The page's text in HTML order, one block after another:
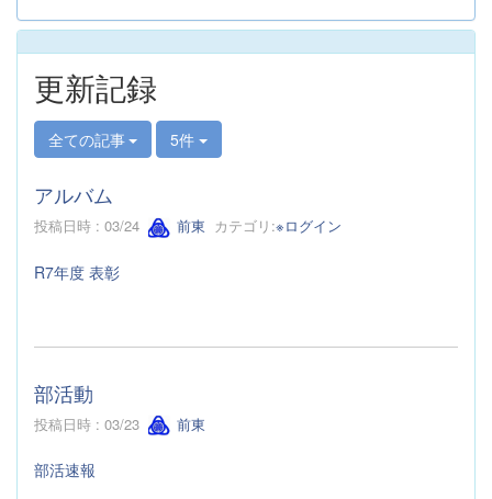
更新記録
全ての記事 5件
アルバム
投稿日時 : 03/24 前東 カテゴリ:※ログイン
R7年度 表彰
部活動
投稿日時 : 03/23 前東
部活速報